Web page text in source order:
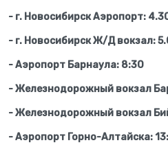
- г. Новосибирск Аэропорт:
- г. Новосибирск Ж/Д вокзал:
- Аэропорт Барнаула: 8:30
- Железнодорожный вокзал
- Железнодорожный вокзал
- Аэропорт Горно-Алтайска: